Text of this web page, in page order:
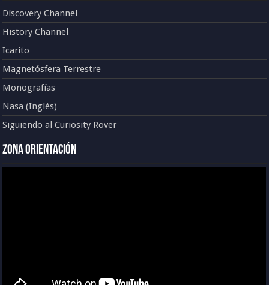
Discovery Channel
History Channel
Icarito
Magnetósfera Terrestre
Monografías
Nasa (Inglés)
Siguiendo al Curiosity Rover
Zona Orientación